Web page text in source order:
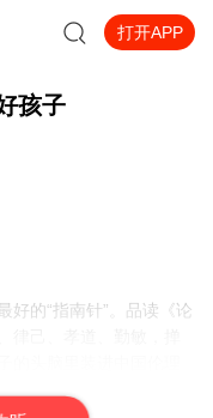
打开APP
孩子
好的“指南针”。品读《论
的头脑里装进中国伦理